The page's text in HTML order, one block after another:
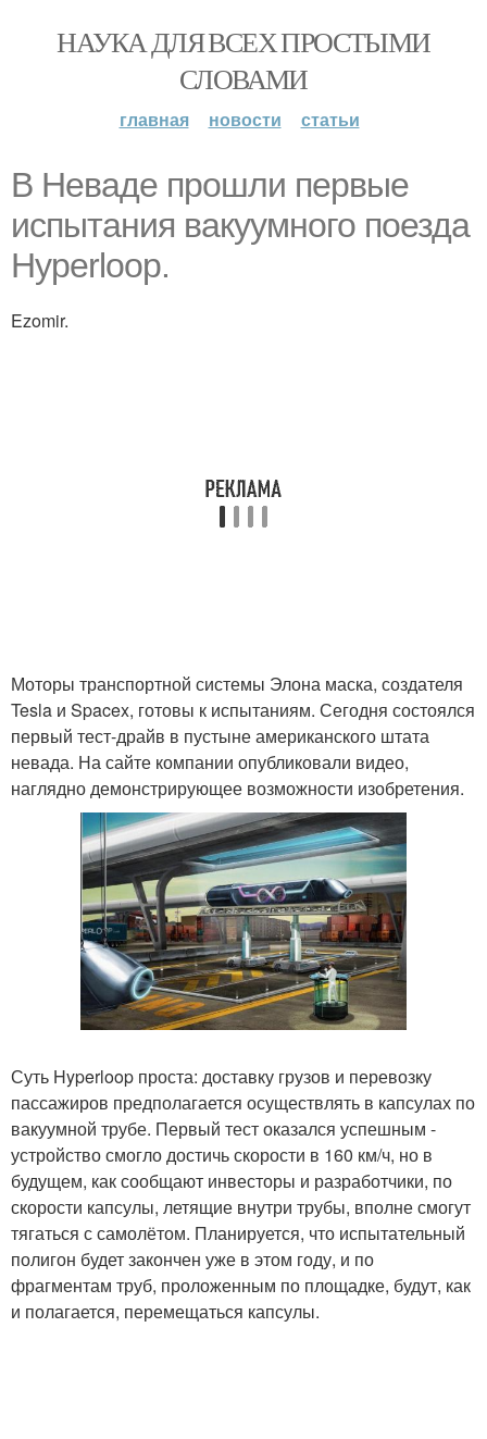
НАУКА ДЛЯ ВСЕХ ПРОСТЫМИ
СЛОВАМИ
главная новости статьи
В Неваде прошли первые
испытания вакуумного поезда
Hyperloop.
Ezomir.
Моторы транспортной системы Элона маска, создателя
Tesla и Spacex, готовы к испытаниям. Сегодня состоялся
первый тест-драйв в пустыне американского штата
невада. На сайте компании опубликовали видео,
наглядно демонстрирующее возможности изобретения.
Суть Hyperloop проста: доставку грузов и перевозку
пассажиров предполагается осуществлять в капсулах по
вакуумной трубе. Первый тест оказался успешным -
устройство смогло достичь скорости в 160 км/ч, но в
будущем, как сообщают инвесторы и разработчики, по
скорости капсулы, летящие внутри трубы, вполне смогут
тягаться с самолётом. Планируется, что испытательный
полигон будет закончен уже в этом году, и по
фрагментам труб, проложенным по площадке, будут, как
и полагается, перемещаться капсулы.